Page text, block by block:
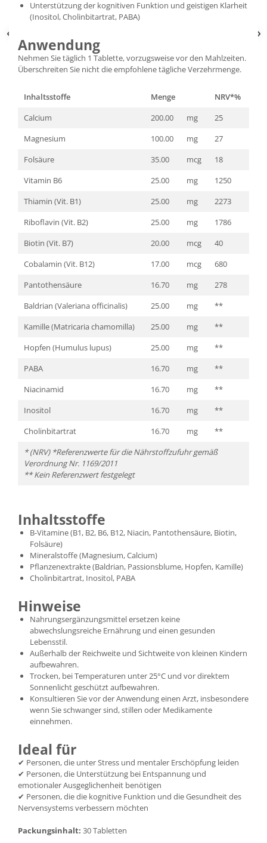
Unterstützung der kognitiven Funktion und geistigen Klarheit
(Inositol, Cholinbitartrat, PABA)
Anwendung
Nehmen Sie täglich 1 Tablette, vorzugsweise vor den Mahlzeiten.
Überschreiten Sie nicht die empfohlene tägliche Verzehrmenge.
Inhaltsstoffe Menge
NRV*%
Calcium
200.00 mg
25
Magnesium
100.00 mg
27
Folsäure
35.00 mcg
18
Vitamin B6
25.00 mg
1250
Thiamin (Vit. B1)
25.00 mg
2273
Riboflavin (Vit. B2)
25.00 mg
1786
Biotin (Vit. B7)
20.00 mcg
40
Cobalamin (Vit. B12)
17.00 mcg
680
Pantothensäure
16.70 mg
278
Baldrian (Valeriana officinalis)
25.00 mg
**
Kamille (Matricaria chamomilla)
25.00 mg
**
Hopfen (Humulus lupus)
25.00 mg
**
PABA
16.70 mg
**
Niacinamid
16.70 mg
**
Inositol
16.70 mg
**
Cholinbitartrat
16.70 mg
**
* (NRV) *Referenzwerte für die Nährstoffzufuhr gemäß
Verordnung Nr. 1169/2011
** Kein Referenzwert festgelegt
Inhaltsstoffe
B-Vitamine (B1, B2, B6, B12, Niacin, Pantothensäure, Biotin,
Folsäure)
Mineralstoffe (Magnesium, Calcium)
Pflanzenextrakte (Baldrian, Passionsblume, Hopfen, Kamille)
Cholinbitartrat, Inositol, PABA
Hinweise
Nahrungsergänzungsmittel ersetzen keine
abwechslungsreiche Ernährung und einen gesunden
Lebensstil.
Außerhalb der Reichweite und Sichtweite von kleinen Kindern
aufbewahren.
Trocken, bei Temperaturen unter 25°C und vor direktem
Sonnenlicht geschützt aufbewahren.
Konsultieren Sie vor der Anwendung einen Arzt, insbesondere
wenn Sie schwanger sind, stillen oder Medikamente
einnehmen.
Ideal für
✔ Personen, die unter Stress und mentaler Erschöpfung leiden
✔ Personen, die Unterstützung bei Entspannung und
emotionaler Ausgeglichenheit benötigen
✔ Personen, die die kognitive Funktion und die Gesundheit des
Nervensystems verbessern möchten
Packungsinhalt: 30 Tabletten